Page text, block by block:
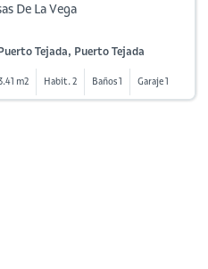
De La Vega
Tejada, Puerto Tejada
m2 Habit. 2 Baños 1 Garaje 1